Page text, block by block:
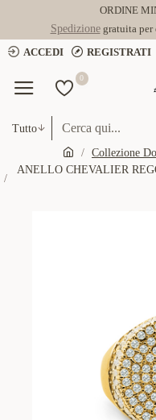
ORDINE
Spedizionegratuita per
ACCEDI
REGISTRATI
0
Tutto
Collezione
ANELLO CHEVALIER